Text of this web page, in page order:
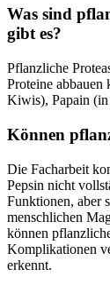
Was sind
gibt es?
Pflanzliche
Proteine
Kiwis), Papain (in
Können
Die Facharbeit
Pepsin nicht
Funktionen, aber
menschlichen
können
Komplikationen
erkennt.